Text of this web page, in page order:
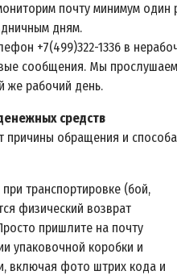
почту минимум один
дням.
+7(499)322-1336 в
сообщения. Мы
же рабочий день.
средств
причины обращения и способа
транспортировке (бой,
физический возврат
пришлите на почту
упаковочной коробки и
включая фото штрих кода и